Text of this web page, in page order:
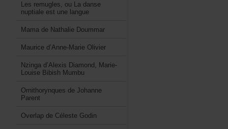
Lesremugles,ouLadanse
nuptialeestunelangue
MamadeNathalieDoummar
Mauriced’Anne-MarieOlivier
Nzingad’AlexisDiamond,Marie-
LouiseBibishMumbu
OrnithorynquesdeJohanne
Parent
OverlapdeCélesteGodin